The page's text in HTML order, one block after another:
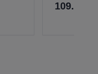
109.00 kr